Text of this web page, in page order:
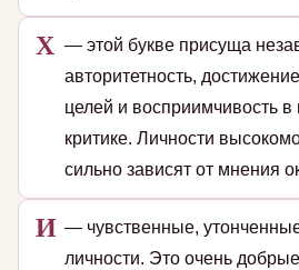
Х — этой букве присуща
авторитетность,
целей и восприимчивость в
критике. Личности
сильно зависят от мнения
И — чувственные,
личности. Это очень